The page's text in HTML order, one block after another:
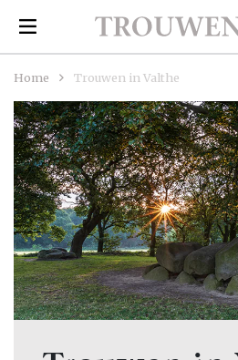
Home Trouwen in Valthe